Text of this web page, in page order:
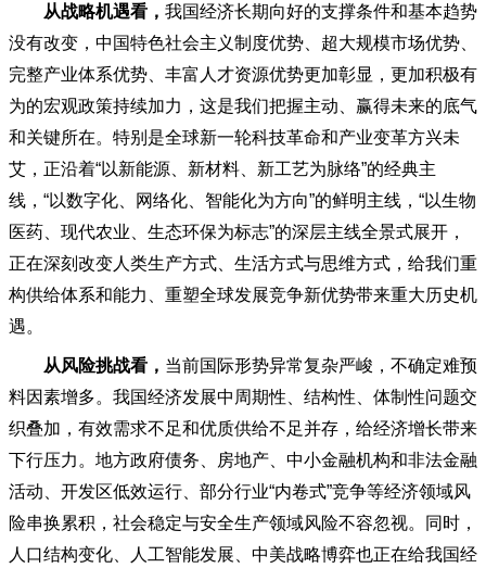
从战略机遇看， 我国经济长期向好的支撑条件和基本趋势
没有改变，中国特色社会主义制度优势、超大规模市场优势、
完整产业体系优势、丰富人才资源优势更加彰显，更加积极有
为的宏观政策持续加力，这是我们把握主动、赢得未来的底气
和关键所在。特别是全球新一轮科技革命和产业变革方兴未
艾，正沿着“以新能源、新材料、新工艺为脉络”的经典主
线，“以数字化、网络化、智能化为方向”的鲜明主线，“以生物
医药、现代农业、生态环保为标志”的深层主线全景式展开，
正在深刻改变人类生产方式、生活方式与思维方式，给我们重
构供给体系和能力、重塑全球发展竞争新优势带来重大历史机
遇。
从风险挑战看， 当前国际形势异常复杂严峻，不确定难预
料因素增多。我国经济发展中周期性、结构性、体制性问题交
织叠加，有效需求不足和优质供给不足并存，给经济增长带来
下行压力。地方政府债务、房地产、中小金融机构和非法金融
活动、开发区低效运行、部分行业“内卷式”竞争等经济领域风
险串换累积，社会稳定与安全生产领域风险不容忽视。同时，
人口结构变化、人工智能发展、中美战略博弈也正在给我国经